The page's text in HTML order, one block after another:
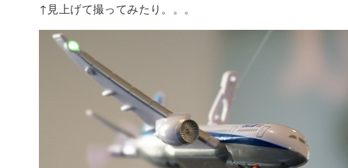
↑見上げて撮ってみたり。。。